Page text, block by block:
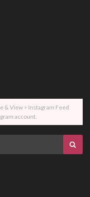
& View > Instagram Feed
account.